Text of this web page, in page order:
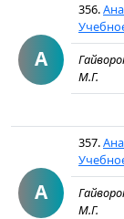
А
356.
М.Г.
А
357.
М.Г.